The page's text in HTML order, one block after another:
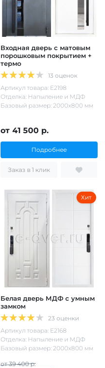
Входная дверь с матовым
порошковым покрытием +
термо
13 оценок
Артикул товара: Е2198
Отделка: Напыление и МДФ
Базовый размер: 2000х800 мм
от 41 500 р.
Подробнее
Заказ в 1 клик
Хит
Белая дверь МДФ с умным
замком
23 оценки
Артикул товара: Е2168
Отделка: Напыление и МДФ
Базовый размер: 2000х800 мм
от 39 400 р.